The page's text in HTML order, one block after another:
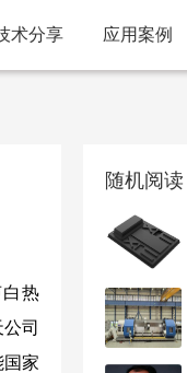
术分享 应用案例
热
司
家
随机阅读